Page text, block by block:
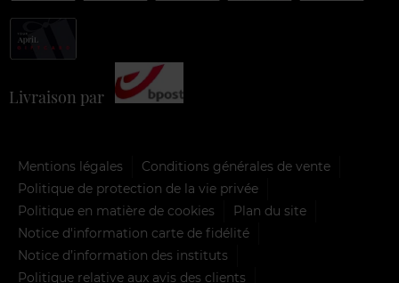
Livraison par
Mentions légales
Conditions générales de vente
Politique de protection de la vie privée
Politique en matière de cookies
Plan du site
Notice d'information carte de fidélité
Notice d’information des instituts
Politique relative aux avis des clients